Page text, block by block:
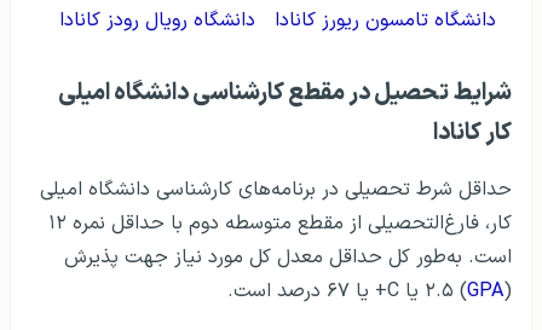
دانشگاه تامسون ریورز کانادا
دانشگاه رویال رودز کانادا
شرایط تحصیل در مقطع کارشناسی دانشگاه امیلی
کار کانادا
حداقل شرط تحصیلی در برنامه‌های کارشناسی دانشگاه امیلی
کار، فارغ‌التحصیلی از مقطع متوسطه دوم با حداقل نمره ۱۲
است. به‌طور کل حداقل معدل کل مورد نیاز جهت پذیرش
(
GPA) ۲.۵ یا C+ یا ۶۷ درصد است.